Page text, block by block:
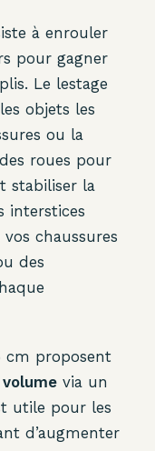
à enrouler
pour gagner
Le lestage
objets les
ou la
roues pour
stabiliser la
interstices
chaussures
des
cm proposent
via un
utile pour les
d’augmenter